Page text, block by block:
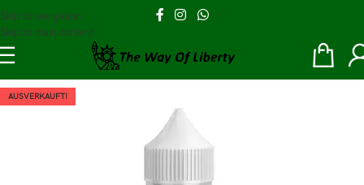
Skip to navigation
Skip to main content
AUSVERKAUFT!